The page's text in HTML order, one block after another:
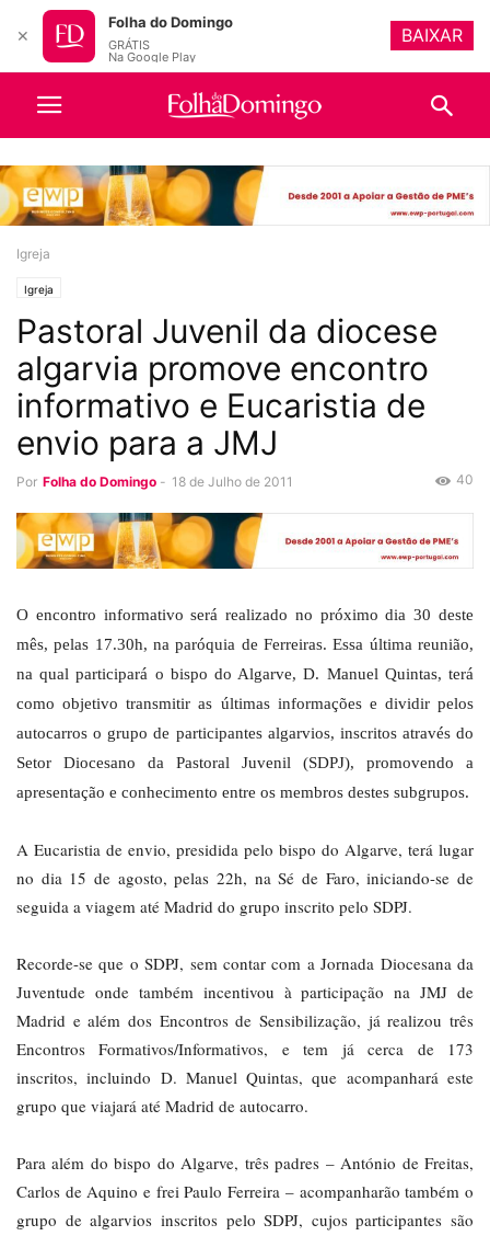
Igreja
Igreja
Pastoral Juvenil da diocese
algarvia promove encontro
informativo e Eucaristia de
envio para a JMJ
Por Folha do Domingo - 18 de Julho de 2011 40
O encontro informativo será realizado no próximo dia 30 deste
mês, pelas 17.30h, na paróquia de Ferreiras. Essa última reunião,
na qual participará o bispo do Algarve, D. Manuel Quintas, terá
como objetivo transmitir as últimas informações e dividir pelos
autocarros o grupo de participantes algarvios, inscritos através do
Setor Diocesano da Pastoral Juvenil (SDPJ), promovendo a
apresentação e conhecimento entre os membros destes subgrupos.
A Eucaristia de envio, presidida pelo bispo do Algarve, terá lugar
no dia 15 de agosto, pelas 22h, na Sé de Faro, iniciando-se de
seguida a viagem até Madrid do grupo inscrito pelo SDPJ.
Recorde-se que o SDPJ, sem contar com a Jornada Diocesana da
Juventude onde também incentivou à participação na JMJ de
Madrid e além dos Encontros de Sensibilização, já realizou três
Encontros Formativos/Informativos, e tem já cerca de 173
inscritos, incluindo D. Manuel Quintas, que acompanhará este
grupo que viajará até Madrid de autocarro.
Para além do bispo do Algarve, três padres – António de Freitas,
Carlos de Aquino e frei Paulo Ferreira – acompanharão também o
grupo de algarvios inscritos pelo SDPJ, cujos participantes são
✕
Folha do Domingo
GRÁTIS
Na Google Play
BAIXAR